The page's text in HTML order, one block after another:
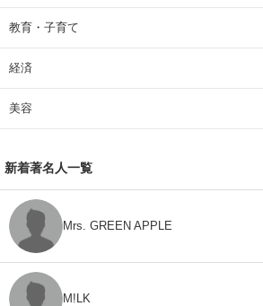
教育・子育て
経済
美容
新着著名人一覧
Mrs. GREEN APPLE
M!LK